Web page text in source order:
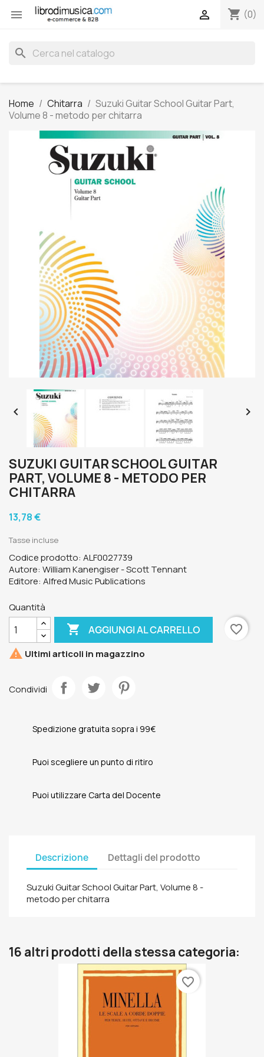
 shopping_cart (0)

search
Home Chitarra
Suzuki Guitar School Guitar Part,
Volume 8 - metodo per chitarra
 
SUZUKI GUITAR SCHOOL GUITAR
PART, VOLUME 8 - METODO PER
CHITARRA
13,78 €
Tasse incluse
Codice prodotto: ALF0027739
Autore: William Kanengiser - Scott Tennant
Editore: Alfred Music Publications
Quantità
 AGGIUNGI AL CARRELLO
favorite_border
 Ultimi articoli in magazzino
Condividi
Spedizione gratuita sopra i 99€
Puoi scegliere un punto di ritiro
Puoi utilizzare Carta del Docente
Descrizione Dettagli del prodotto
Suzuki Guitar School Guitar Part, Volume 8 -
metodo per chitarra
16 altri prodotti della stessa categoria:
favorite_border